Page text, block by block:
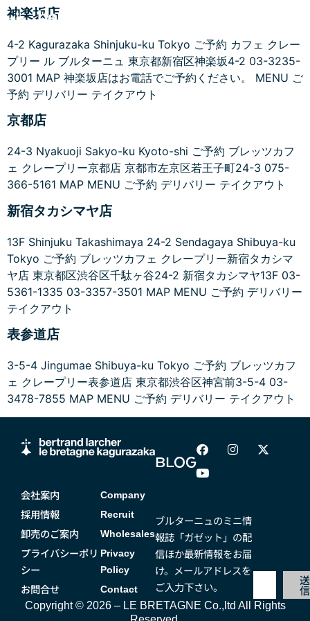
神楽坂店
4-2 Kagurazaka Shinjuku-ku Tokyo ご予約 カフェ クレー
プリー ル ブルターニュ 東京都新宿区神楽坂4-2 03-3235-
3001 MAP 神楽坂店はお電話でご予約ください。 MENU ご
予約 デリバリー テイクアウト
京都店
24-3 Nyakuoji Sakyo-ku Kyoto-shi ご予約 ブレッツカフ
ェ クレープリー京都店 京都市左京区若王子町24-3 075-
366-5161 MAP MENU ご予約 デリバリー テイクアウト
新宿タカシマヤ店
13F Shinjuku Takashimaya 24-2 Sendagaya Shibuya-ku
Tokyo ご予約 ブレッツカフェ クレープリー新宿タカシマ
ヤ店 東京都区渋谷区千駄ヶ谷24-2 新宿タカシマヤ13F 03-
5361-1335 03-3357-3501 MAP MENU ご予約 デリバリー
テイクアウト
表参道店
3-5-4 Jingumae Shibuya-ku Tokyo ご予約 ブレッツカフ
ェ クレープリー表参道店 東京都渋谷区神宮前3-5-4 03-
3478-7855 MAP MENU ご予約 デリバリー テイクアウト
BLOG
会社案内
採用情報
卸売のご案内
プライバシーポリ
シー
お問合せ
Company
Recruit
Wholesales
Privacy
Policy
Contact
ブルターニュのミニ情
報誌「ガゼット」の配
信ほか最新情報をお届
け。メールアドレスを
ご入力下さい。
送
信
Copyright © 2026 – LE BRETAGNE Co.,ltd All Rights